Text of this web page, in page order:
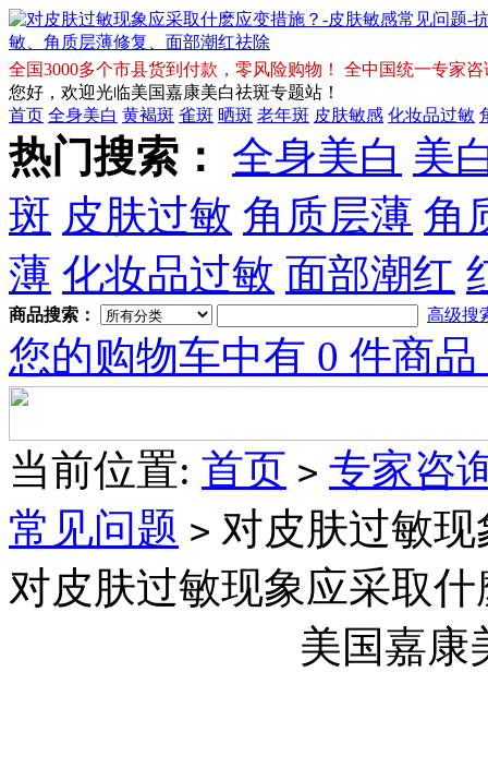
全国3000多个市县货到付款，零风险购物！ 全中国统一专家咨
您好，欢迎光临美国嘉康美白祛斑专题站！
首页 全身美白 黄褐斑 雀斑 晒斑 老年斑 皮肤敏感 化妆品过敏
热门搜索： 全身美白 美
斑 皮肤过敏 角质层薄 角
薄 化妆品过敏 面部潮红
商品搜索： 高级搜
您的购物车中有 0 件商
当前位置: 首页 > 专家咨
常见问题 > 对皮肤过敏
对皮肤过敏现象应采取
美国嘉康